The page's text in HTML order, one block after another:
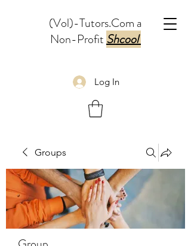
(Vol)-Tutors.Com a
Non-ProfitShcool
Log In
Groups